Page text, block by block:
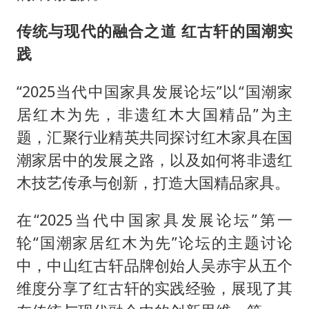
传统与现代的融合之道 红古轩的国潮实
践
“2025当代中国家具发展论坛”以“国潮家
居红木为先，非遗红木大国精品”为主
题，汇聚行业精英共同探讨红木家具在国
潮家居中的发展之路，以及如何将非遗红
木技艺传承与创新，打造大国精品家具。
在“2025当代中国家具发展论坛”第一
轮“国潮家居红木为先”论坛的主题讨论
中，中山红古轩品牌创始人吴赤宇从五个
维度分享了红古轩的实践经验，展现了其